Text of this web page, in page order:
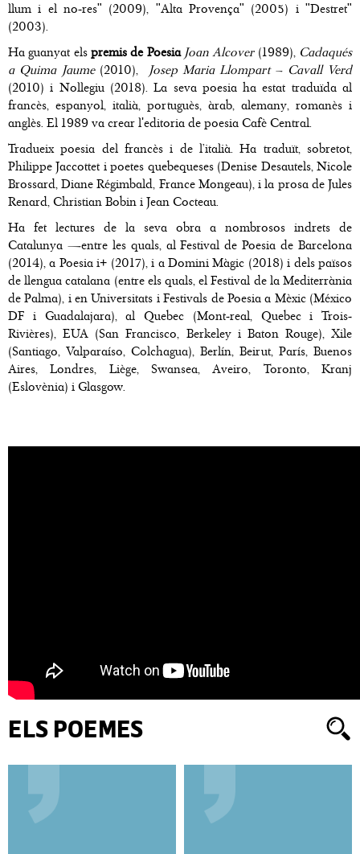
llum i el no-res" (2009), "Alta Provença" (2005) i "Destret"
(2003).
Ha guanyat els premis de Poesia Joan Alcover (1989), Cadaqués
a Quima Jaume (2010),
Josep Maria Llompart – Cavall Verd
(2010) i Nollegiu (2018). La seva poesia ha estat traduïda al
francès, espanyol, italià, portuguès, àrab, alemany, romanès i
anglès. El 1989 va crear l'editoria de poesia Cafè Central.
Tradueix poesia del francès i de l’italià. Ha traduït, sobretot,
Philippe Jaccottet i poetes quebequeses (Denise Desautels, Nicole
Brossard, Diane Régimbald, France Mongeau), i la prosa de Jules
Renard, Christian Bobin i Jean Cocteau.
Ha fet lectures de la seva obra a nombrosos indrets de
Catalunya —entre les quals, al Festival de Poesia de Barcelona
(2014), a Poesia i+ (2017), i a Domini Màgic (2018) i dels països
de llengua catalana (entre els quals, el Festival de la Mediterrània
de Palma), i en Universitats i Festivals de Poesia a Mèxic (México
DF i Guadalajara), al Quebec (Mont-real, Quebec i Trois-
Rivières), EUA (San Francisco, Berkeley i Baton Rouge), Xile
(Santiago, Valparaíso, Colchagua), Berlín, Beirut, París, Buenos
Aires, Londres, Liège, Swansea, Aveiro, Toronto, Kranj
(Eslovènia) i Glasgow.
ELS POEMES